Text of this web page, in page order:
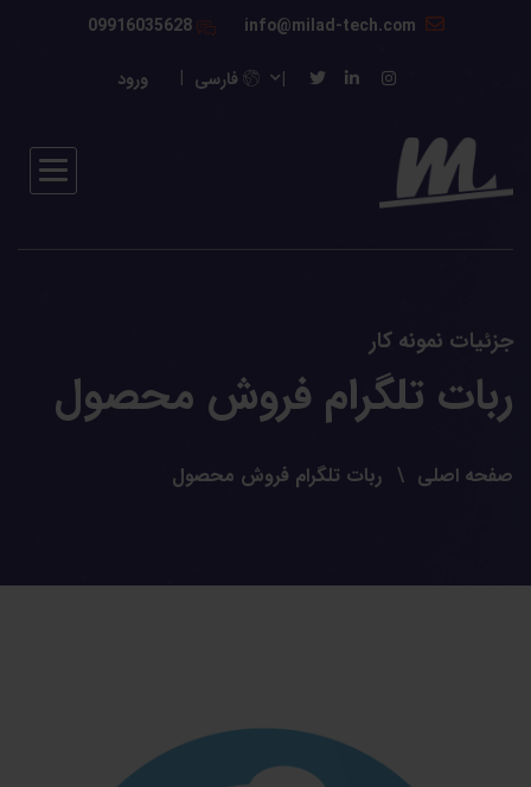
09916035628
فارسی ورود
جزئیات نمونه کار
ربات تلگرام فروش محصول
صفحه اصلی ربات تلگرام فروش محصول